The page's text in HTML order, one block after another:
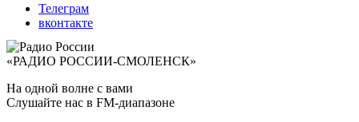
Телеграм
вконтакте
«РАДИО РОССИИ-СМОЛЕНСК»
На одной волне с вами
Слушайте нас в FM-диапазоне